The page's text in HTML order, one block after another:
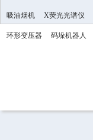
吸油烟机 X荧光光谱仪
环形变压器 码垛机器人